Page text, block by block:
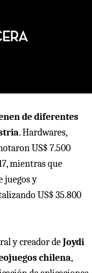
de diferentes
. Hardwares,
US$ 7.500
mientras que
juegos y
US$ 35.800
y creador deJoydi
chilena,